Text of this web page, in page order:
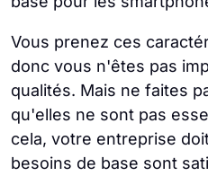
Vous prenez ces
donc vous n'êtes pas
qualités. Mais ne faites
qu'elles ne sont pas
cela, votre entreprise
besoins de base sont